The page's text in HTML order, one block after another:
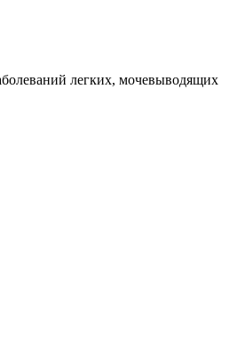
легких, мочевыводящих